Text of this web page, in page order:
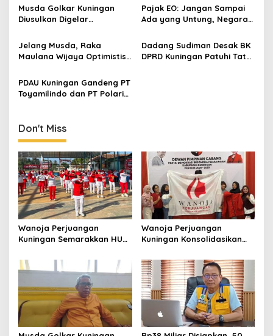
Musda Golkar Kuningan
Diusulkan Digelar
Mulai Matangkan Persiapan
Pajak EO: Jangan Sampai
Ada yang Untung, Negara
Jelang Musda, Raka
Maulana Wijaya Optimistis
Golkar Kuningan
Dadang Sudiman Desak BK
DPRD Kuningan Patuhi Tata
PDAU Kuningan Gandeng PT
Toyamilindo dan PT Polaris
dan Produk Lokal
Don't Miss
Wanoja Perjuangan
Kuningan Semarakkan HUT
Perempuan Harus Sehat
dan Berdaya
Wanoja Perjuangan
Kuningan Konsolidasikan
Kegiatan Positif Generasi
Muda